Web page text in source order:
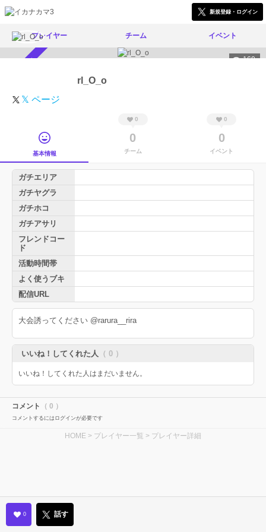
新規登録・ログイン
プレイヤー チーム イベント
160
rl_O_o
𝕏 ページ
基本情報
0
0
チーム
0
0
イベント
ガチエリア
ガチヤグラ
ガチホコ
ガチアサリ
フレンドコー
ド
活動時間帯
よく使うブキ
配信URL
大会誘ってください @rarura__rira
いいね！してくれた人 （ 0 ）
いいね！してくれた人はまだいません。
コメント （ 0 ）
コメントするにはログインが必要です
HOME > プレイヤー一覧 > プレイヤー詳細
0 話す